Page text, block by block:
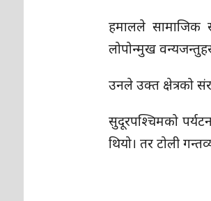
हमालले सामाजिक
लोपोन्मुख
उनले उक्त क्षेत्रको
सुदूरपश्चिमको
थियो। तर टोली